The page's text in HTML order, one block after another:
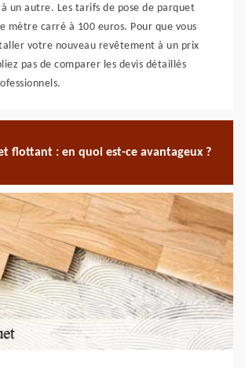
un autre. Les tarifs de pose de parquet
mètre carré à 100 euros. Pour que vous
votre nouveau revêtement à un prix
pas de comparer les devis détaillés
flottant : en quoi est-ce avantageux ?